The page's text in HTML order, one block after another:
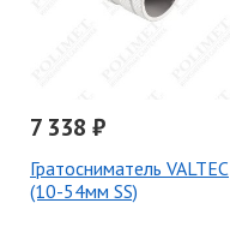
7 338 ₽
Гратосниматель VALTEC
(10-54мм SS)